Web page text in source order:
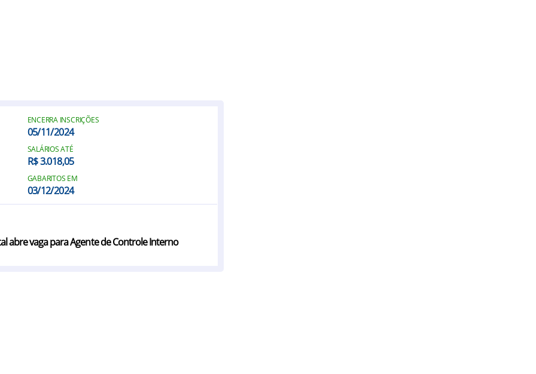
ENCERRA INSCRIÇÕES
05/11/2024
SALÁRIOS ATÉ
R$ 3.018,05
GABARITOS EM
03/12/2024
abre vaga para Agente de Controle Interno